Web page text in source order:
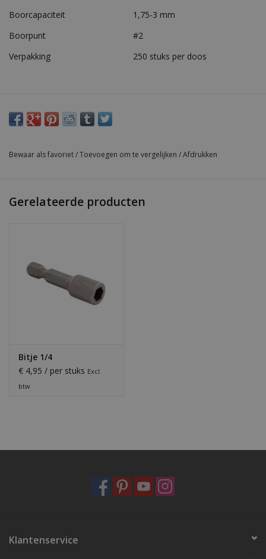
Boorcapaciteit
1,75-3 mm
Boorpunt
#2
Verpakking
250 stuks per doos
Bewaar als favoriet/Toevoegen om te vergelijken /Afdrukken
Gerelateerde producten
Bitje 1/4
€ 4,95 / per stuks Excl.
btw
Klantenservice